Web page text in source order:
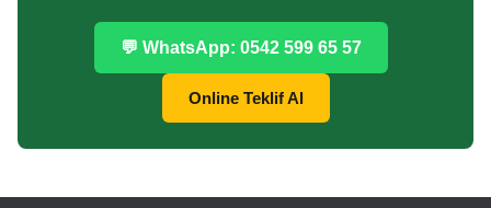
💬 WhatsApp: 0542 599 65 57
Online Teklif Al